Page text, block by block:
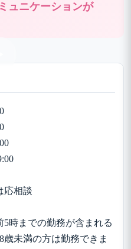
ュニケーションが
応相談
時までの勤務が含まれる
歳未満の方は勤務できま